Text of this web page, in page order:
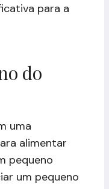
para a
do
uma
alimentar
pequeno
um pequeno